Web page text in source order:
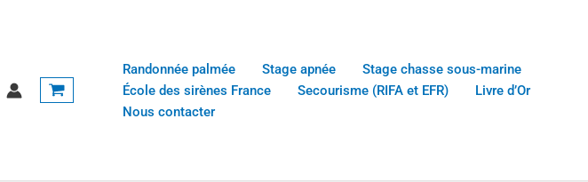
Randonnée palmée Stage apnée
Stage chasse sous-marine
École des sirènes France
Secourisme (RIFA et EFR)
Livre d’Or
Nous contacter